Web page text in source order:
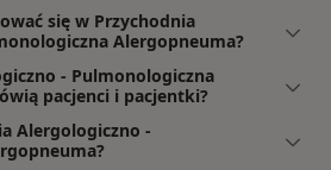
się w Przychodnia
Alergopneuma?
- Pulmonologiczna
pacjenci i pacjentki?
Alergologiczno -